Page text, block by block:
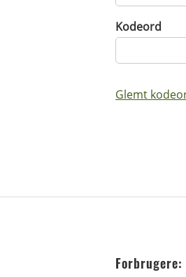
Kodeord
Glemt
Forbrugere: